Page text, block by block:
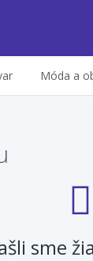
Móda a
sme